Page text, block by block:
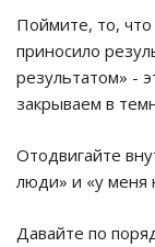
Поймите, то,
приносило
результатом» -
закрываем в
Отодвигайте
люди» и «у меня
Давайте по